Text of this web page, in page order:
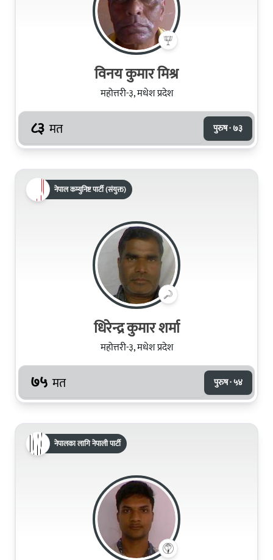
विनय कुमार मिश्र
महोत्तरी-३, मधेश प्रदेश
८३ मत पुरुष · ७३
नेपाल कम्युनिष्ट पार्टी (संयुक्त)
धिरेन्द्र कुमार शर्मा
महोत्तरी-३, मधेश प्रदेश
७५ मत पुरुष · ५४
नेपालका लागि नेपाली पार्टी